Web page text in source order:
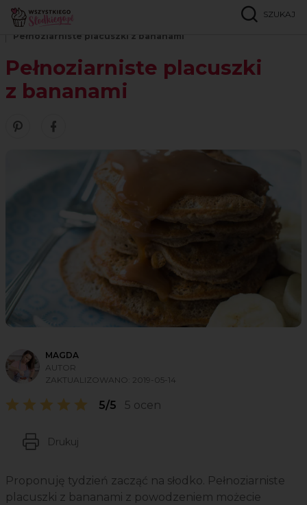
SZUKAJ
Strona główna
Pełnoziarniste placuszki z bananami
Pełnoziarniste placuszki
z bananami
Zobacz nasze piny w serwisie Pinterest
Udostępnij ten przepis w serwisie Facebook
MAGDA
AUTOR
ZAKTUALIZOWANO: 2019-05-14
5/5 5 ocen
Drukuj
Proponuję tydzień zacząć na słodko. Pełnoziarniste
placuszki z bananami z powodzeniem możecie